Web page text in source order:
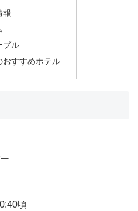
報
ブル
おすすめホテル
頃